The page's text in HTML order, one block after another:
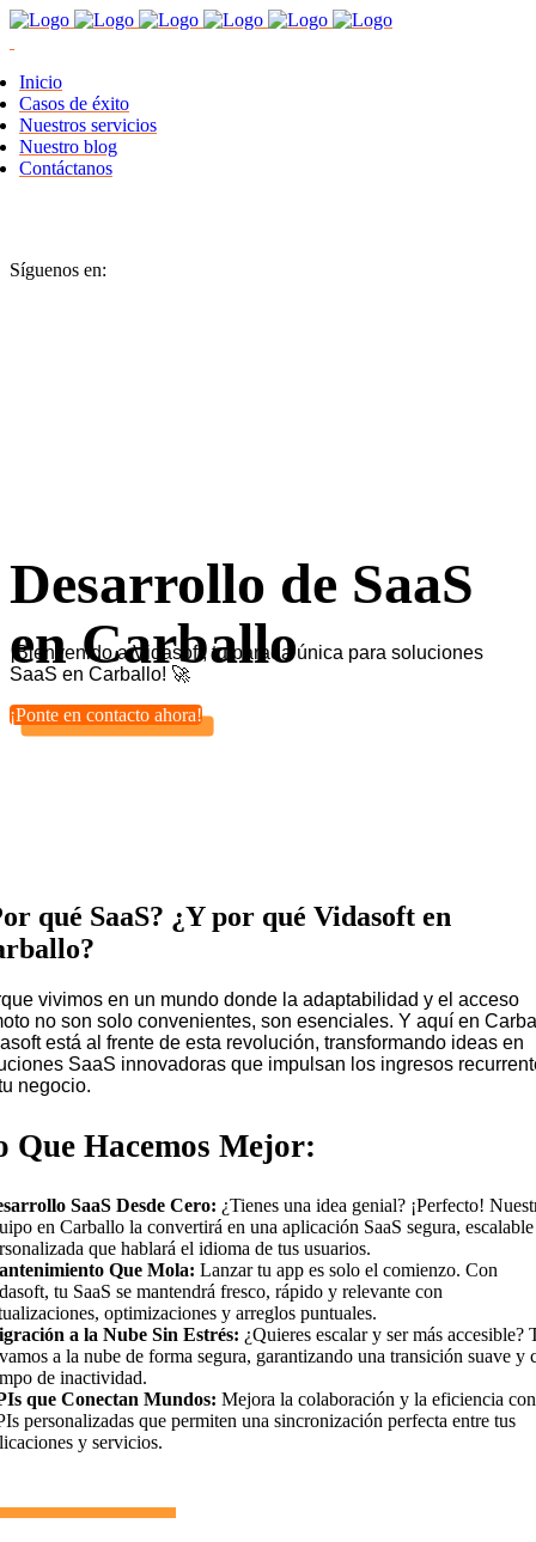
Inicio
Casos de éxito
Nuestros servicios
Nuestro blog
Contáctanos
Síguenos en:
Desarrollo de SaaS
en Carballo
¡Bienvenido a Vidasoft, tu parada única para soluciones
SaaS en Carballo! 🚀
¡Ponte en contacto ahora!
qué SaaS? ¿Y por qué Vidasoft en
vivimos en un mundo donde la adaptabilidad y el acceso
no son solo convenientes, son esenciales. Y aquí en
está al frente de esta revolución, transformando ideas en
SaaS innovadoras que impulsan los ingresos
negocio.
Que Hacemos Mejor:
SaaS Desde Cero: ¿Tienes una idea genial? ¡Perfecto!
en Carballo la convertirá en una aplicación SaaS segura,
que hablará el idioma de tus usuarios.
Que Mola: Lanzar tu app es solo el comienzo. Con
tu SaaS se mantendrá fresco, rápido y relevante con
optimizaciones y arreglos puntuales.
a la Nube Sin Estrés: ¿Quieres escalar y ser más accesible?
a la nube de forma segura, garantizando una transición suave y
de inactividad.
que Conectan Mundos: Mejora la colaboración y la eficiencia con
personalizadas que permiten una sincronización perfecta entre tus
y servicios.